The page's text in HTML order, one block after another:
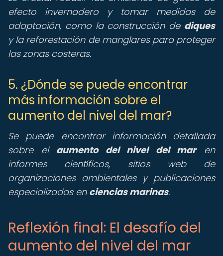
efecto invernadero y tomar medidas de
adaptación, como la construcción de diques
y la reforestación de manglares para proteger
las zonas costeras.
5. ¿Dónde se puede encontrar
más información sobre el
aumento del nivel del mar?
Se puede encontrar información detallada
sobre el aumento del nivel del maren
informes científicos, sitios web de
organizaciones ambientales y publicaciones
especializadas en ciencias marinas.
Reflexión final: El desafío del
aumento del nivel del mar